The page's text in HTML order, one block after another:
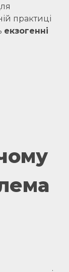
практиці
екзогенні